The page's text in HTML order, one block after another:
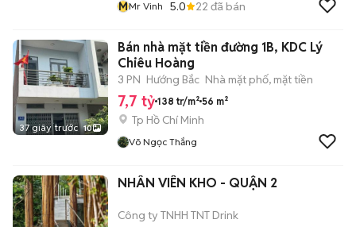
MMr Vinh 5.0 22 đã bán
37 giây trước 10
Bán nhà mặt tiền đường 1B, KDC Lý
Chiêu Hoàng
3 PN Hướng Bắc Nhà mặt phố, mặt tiền
7,7 tỷ 138 tr/m² 56 m²
Tp Hồ Chí Minh
Võ Ngọc Thắng
NHÂN VIÊN KHO - QUẬN 2
Công ty TNHH TNT Drink